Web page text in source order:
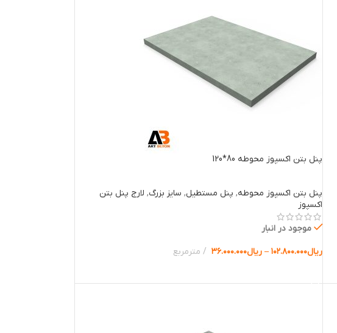
پنل بتن اکسپوز محوطه 80*120
پنل بتن اکسپوز محوطه, پنل مستطیل, سایز بزرگ, لارج پنل بتن
اکسپوز
موجود در انبار
ریال۱۰۲.۸۰۰.۰۰۰ – ریال۳۶.۰۰۰.۰۰۰ مترمربع